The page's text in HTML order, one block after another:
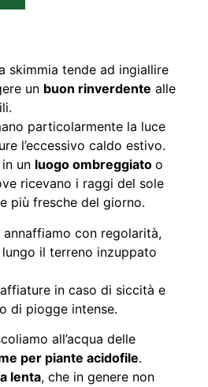
skimmia tende ad ingiallire
un buon rinverdente alle
particolarmente la luce
l’eccessivo caldo estivo.
un luogo ombreggiato o
ricevano i raggi del sole
più fresche del giorno.
con regolarità,
il terreno inzuppato
in caso di siccità e
di piogge intense.
all’acqua delle
per piante acidofile.
lenta, che in genere non